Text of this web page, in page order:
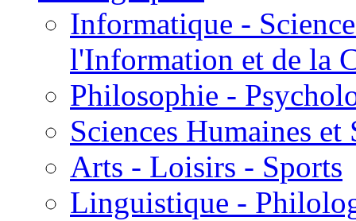
Informatique -
l'Information et de la
Philosophie -
Sciences Humaines et
Arts - Loisirs - Sports
Linguistique -